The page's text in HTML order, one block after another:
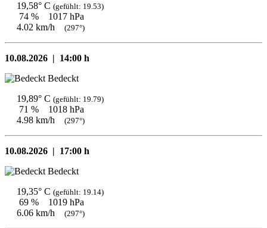
19,58° C (gefühlt: 19.53)
74 %
1017 hPa
4.02 km/h
(297°)
10.08.2026 | 14:00 h
Bedeckt
19,89° C (gefühlt: 19.79)
71 %
1018 hPa
4.98 km/h
(297°)
10.08.2026 | 17:00 h
Bedeckt
19,35° C (gefühlt: 19.14)
69 %
1019 hPa
6.06 km/h
(297°)